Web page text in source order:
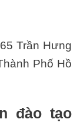
Trần Hưng
Phố Hồ
đào tạo